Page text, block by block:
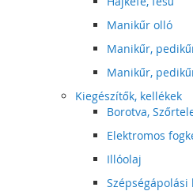
Manikűr olló
Manikűr,
Manikűr,
Kiegészítők, kellékek
Borotva,
Elektromos
Illóolaj
Szépségápolási